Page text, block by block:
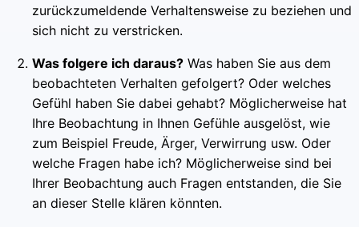
zurückzumeldende Verhaltensweise zu beziehen und
sich nicht zu verstricken.
Was folgere ich daraus? Was haben Sie aus dem
beobachteten Verhalten gefolgert? Oder welches
Gefühl haben Sie dabei gehabt? Möglicherweise hat
Ihre Beobachtung in Ihnen Gefühle ausgelöst, wie
zum Beispiel Freude, Ärger, Verwirrung usw. Oder
welche Fragen habe ich? Möglicherweise sind bei
Ihrer Beobachtung auch Fragen entstanden, die Sie
an dieser Stelle klären könnten.